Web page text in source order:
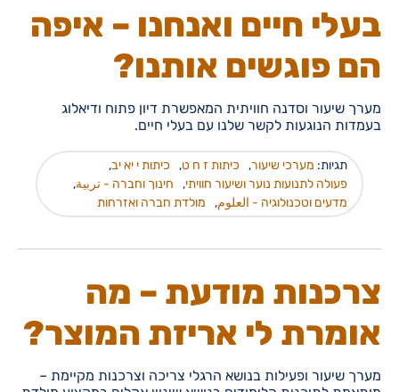
בעלי חיים ואנחנו – איפה
הם פוגשים אותנו?
מערך שיעור וסדנה חוויתית המאפשרת דיון פתוח ודיאלוג
בעמדות הנוגעות לקשר שלנו עם בעלי חיים.
תגיות: מערכי שיעור, כיתות ז ח ט, כיתות י יא יב,
פעולה לתנועות נוער ושיעור חוויתי, חינוך וחברה - تربية,
מדעים וטכנולוגיה - العلوم, מולדת חברה ואזרחות
צרכנות מודעת – מה
אומרת לי אריזת המוצר?
מערך שיעור ופעילות בנושא הרגלי צריכה וצרכנות מקיימת –